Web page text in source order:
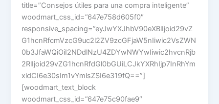
title=”Consejos útiles para una compra inteligente”
woodmart_css_id=”647e758d605f0″
responsive_spacing=”eyJwYXJhbV90eXBlIjoid29vZ
G1hcnRfcmVzcG9uc2l2ZV9zcGFjaW5nIiwic2VsZWN
0b3JfaWQiOiI2NDdlNzU4ZDYwNWYwIiwic2hvcnRjb
2RlIjoid29vZG1hcnRfdGl0bGUiLCJkYXRhIjp7InRhYm
xldCI6e30sIm1vYmlsZSI6e319fQ==”]
[woodmart_text_block
woodmart_css_id=”647e75c90fae9″